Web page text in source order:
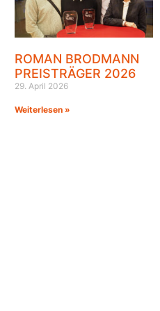
ROMAN BRODMANN
PREISTRÄGER 2026
29. April 2026
Weiterlesen »